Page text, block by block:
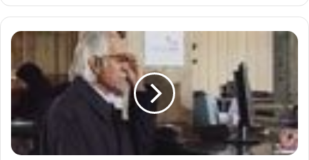
کنید
آگهی